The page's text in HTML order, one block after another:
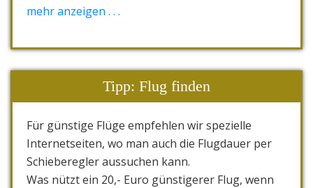
Versicherung" nennt sich TAS.einmalschutz.
Das Komplettpaket als eine Kombination aus
Versicherung" mit "Reisekranken-Versicherung"
und "Gepäck-Versicherung" inklusiv "24-Stunden-
tas.vollschutz.
Versicherungen gibt es für Singles oder
Paare/Familien in den Altersgruppen bis 65, ab
mehr anzeigen . . .
Tipp: Flug finden
Für günstige Flüge empfehlen wir spezielle
Internetseiten, wo man auch die Flugdauer per
Schieberegler aussuchen kann.
Was nützt ein 20,- Euro günstigerer Flug, wenn